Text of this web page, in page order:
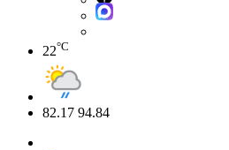
22°C
82.17 94.84